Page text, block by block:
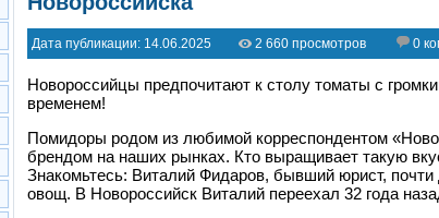
Дата публикации: 14.06.2025 2 660 просмотров 0
Новороссийцы предпочитают к столу томаты с
временем!
Помидоры родом из любимой корреспондентом
брендом на наших рынках. Кто выращивает такую
Знакомьтесь: Виталий Фидаров, бывший юрист,
овощ. В Новороссийск Виталий переехал 32 года